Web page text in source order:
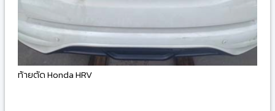
ท้ายตัด Honda HRV